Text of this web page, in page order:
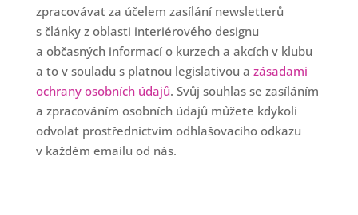
zpracovávat za účelem zasílání newsletterů
s články z oblasti interiérového designu
a občasných informací o kurzech a akcích v klubu
a to v souladu s platnou legislativou a zásadami
ochrany osobních údajů. Svůj souhlas se zasíláním
a zpracováním osobních údajů můžete kdykoli
odvolat prostřednictvím odhlašovacího odkazu
v každém emailu od nás.